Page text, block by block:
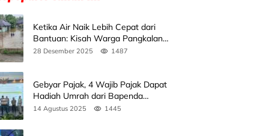
Ketika Air Naik Lebih Cepat dari
Bantuan: Kisah Warga Pangkalan
Koto Baru Bertahan di Tengah
28 Desember 2025 1487
Gebyar Pajak, 4 Wajib Pajak Dapat
Hadiah Umrah dari Bapenda
Sumbar
14 Agustus 2025 1445